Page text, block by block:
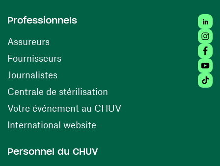
Professionnels
Assureurs
Fournisseurs(opens in a new window)
Journalistes
Centrale de stérilisation (opens in a new window)
Votre événement au CHUV(opens in a new
International website
Personnel du CHUV